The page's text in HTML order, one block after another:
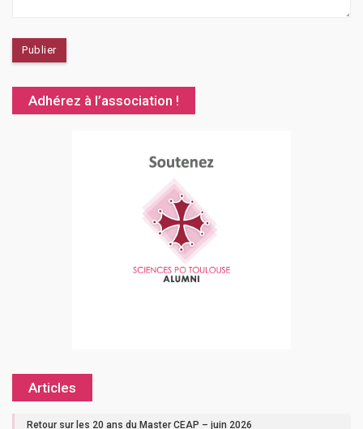
Adhérez à l’association !
Articles
Retour sur les 20 ans du Master CEAP – juin 2026